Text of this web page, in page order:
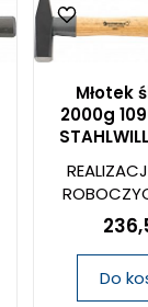
Młotek
2000g
Do